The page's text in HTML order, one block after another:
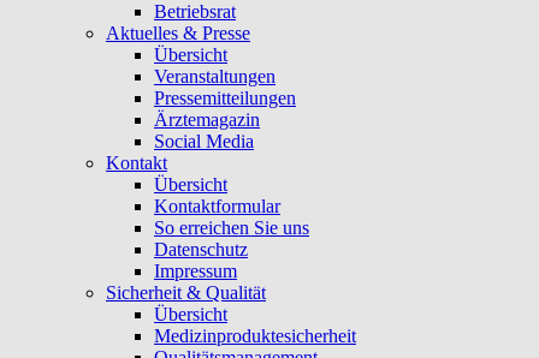
Betriebsrat
Aktuelles & Presse
Übersicht
Veranstaltungen
Pressemitteilungen
Ärztemagazin
Social Media
Kontakt
Übersicht
Kontaktformular
So erreichen Sie uns
Datenschutz
Impressum
Sicherheit & Qualität
Übersicht
Medizinproduktesicherheit